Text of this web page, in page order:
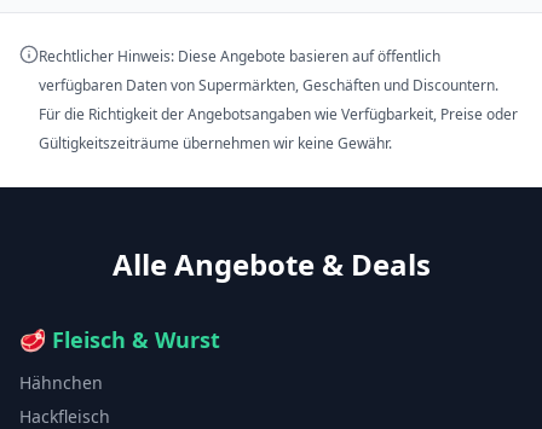
Rechtlicher Hinweis: Diese Angebote basieren auf öffentlich
verfügbaren Daten von Supermärkten, Geschäften und Discountern.
Für die Richtigkeit der Angebotsangaben wie Verfügbarkeit, Preise oder
Gültigkeitszeiträume übernehmen wir keine Gewähr.
Alle Angebote & Deals
🥩 Fleisch & Wurst
Hähnchen
Hackfleisch